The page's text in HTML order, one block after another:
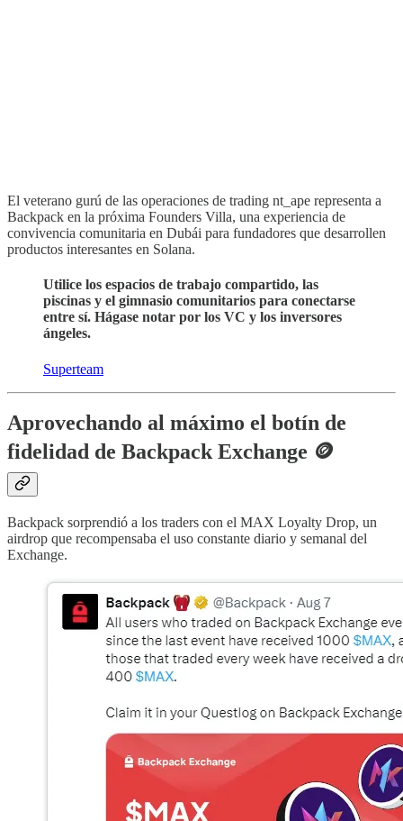
El veterano gurú de las operaciones de trading nt_ape representa a
Backpack en la próxima Founders Villa, una experiencia de
convivencia comunitaria en Dubái para fundadores que desarrollen
productos interesantes en Solana.
Utilice los espacios de trabajo compartido, las
piscinas y el gimnasio comunitarios para conectarse
entre sí. Hágase notar por los VC y los inversores
ángeles.
Superteam
Aprovechando al máximo el botín de
fidelidad de Backpack Exchange 🪙
Backpack sorprendió a los traders con el MAX Loyalty Drop, un
airdrop que recompensaba el uso constante diario y semanal del
Exchange.